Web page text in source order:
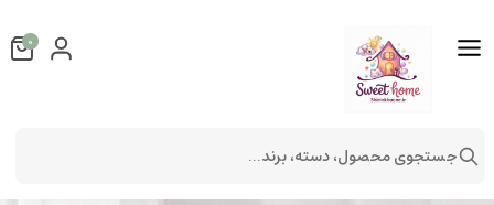
0
جستجوی محصول، دسته، برند...